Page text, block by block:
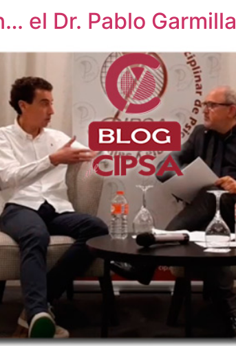
el Dr. Pablo Garmilla